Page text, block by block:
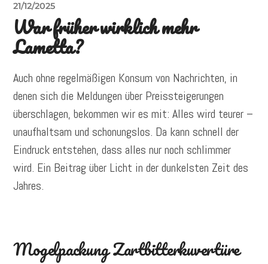
21/12/2025
War früher wirklich mehr
Lametta?
Auch ohne regelmäßigen Konsum von Nachrichten, in
denen sich die Meldungen über Preissteigerungen
überschlagen, bekommen wir es mit: Alles wird teurer –
unaufhaltsam und schonungslos. Da kann schnell der
Eindruck entstehen, dass alles nur noch schlimmer
wird. Ein Beitrag über Licht in der dunkelsten Zeit des
Jahres.
Mogelpackung Zartbitterkuvertüre